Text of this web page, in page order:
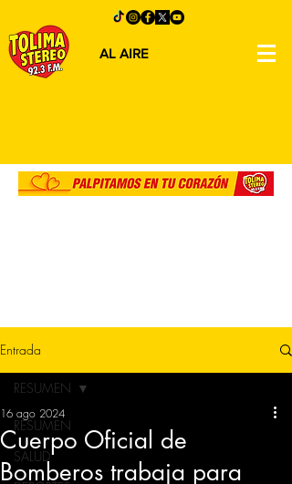
AL AIRE
Entrada
RESUMEN
SALUD
RESUMEN
Cuerpo Oficial de
Bomberos trabaja para
16 ago 2024